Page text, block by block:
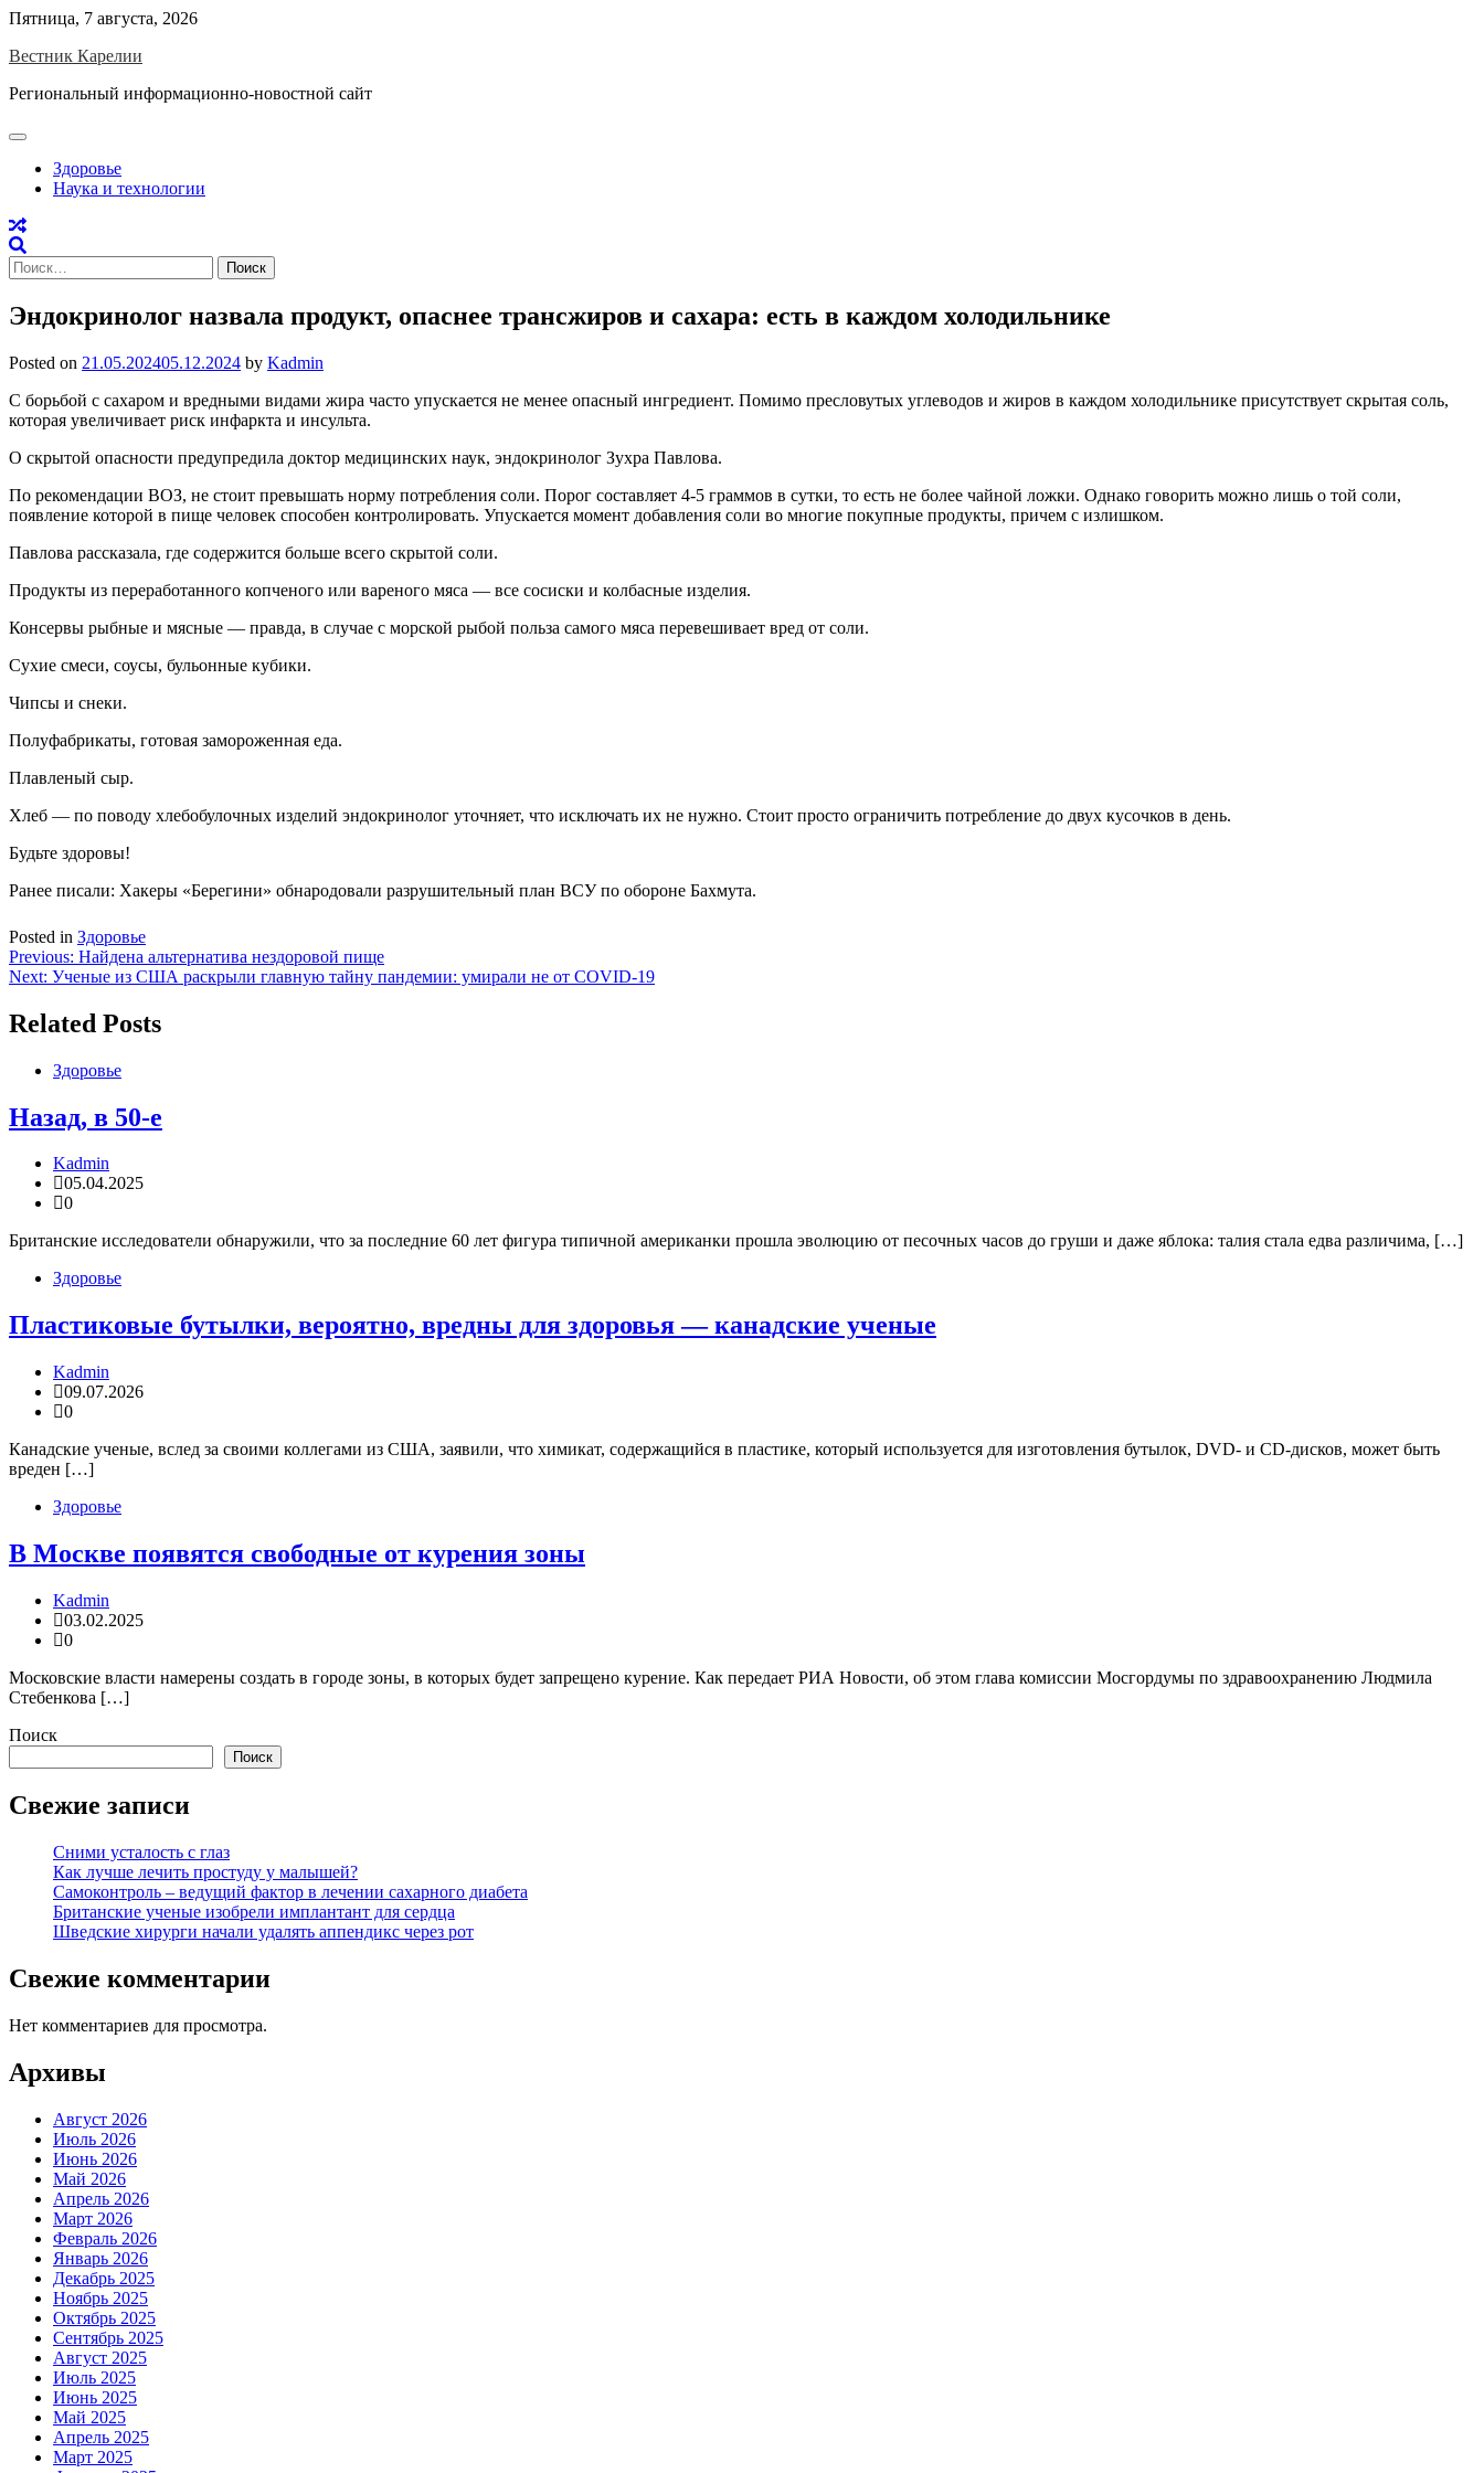
Skip
content
Пятница, 7 августа, 2026
Вестник Карелии
Региональный информационно-новостной сайт
Здоровье
Наука и технологии
Найти:
Эндокринолог назвала продукт, опаснее трансжиров и сахара: есть в каждом холодильнике
Posted on 21.05.202405.12.2024 by Kadmin
С борьбой с сахаром и вредными видами жира часто упускается не менее опасный ингредиент. Помимо пресловутых углеводов и жиров в каждом холодильнике присутствует скрытая соль,
которая увеличивает риск инфаркта и инсульта.
О скрытой опасности предупредила доктор медицинских наук, эндокринолог Зухра Павлова.
По рекомендации ВОЗ, не стоит превышать норму потребления соли. Порог составляет 4-5 граммов в сутки, то есть не более чайной ложки. Однако говорить можно лишь о той соли,
появление которой в пище человек способен контролировать. Упускается момент добавления соли во многие покупные продукты, причем с излишком.
Павлова рассказала, где содержится больше всего скрытой соли.
Продукты из переработанного копченого или вареного мяса — все сосиски и колбасные изделия.
Консервы рыбные и мясные — правда, в случае с морской рыбой польза самого мяса перевешивает вред от соли.
Сухие смеси, соусы, бульонные кубики.
Чипсы и снеки.
Полуфабрикаты, готовая замороженная еда.
Плавленый сыр.
Хлеб — по поводу хлебобулочных изделий эндокринолог уточняет, что исключать их не нужно. Стоит просто ограничить потребление до двух кусочков в день.
Будьте здоровы!
Ранее писали: Хакеры «Берегини» обнародовали разрушительный план ВСУ по обороне Бахмута.
Posted in Здоровье
Навигация
по
записям
Previous: Найдена альтернатива нездоровой пище
Next: Ученые из США раскрыли главную тайну пандемии: умирали не от COVID-19
Related Posts
Здоровье
Назад, в 50-е
Kadmin
05.04.2025
0
Британские исследователи обнаружили, что за последние 60 лет фигура типичной американки прошла эволюцию от песочных часов до груши и даже яблока: талия стала едва различима, […]
Здоровье
Пластиковые бутылки, вероятно, вредны для здоровья — канадские ученые
Kadmin
09.07.2026
0
Канадские ученые, вслед за своими коллегами из США, заявили, что химикат, содержащийся в пластике, который используется для изготовления бутылок, DVD- и CD-дисков, может быть
вреден […]
Здоровье
В Москве появятся свободные от курения зоны
Kadmin
03.02.2025
0
Московские власти намерены создать в городе зоны, в которых будет запрещено курение. Как передает РИА Новости, об этом глава комиссии Мосгордумы по здравоохранению Людмила
Стебенкова […]
Поиск
Поиск
Свежие записи
Сними усталость с глаз
Как лучше лечить простуду у малышей?
Самоконтроль – ведущий фактор в лечении сахарного диабета
Британские ученые изобрели имплантант для сердца
Шведские хирурги начали удалять аппендикс через рот
Свежие комментарии
Нет комментариев для просмотра.
Архивы
Август 2026
Июль 2026
Июнь 2026
Май 2026
Апрель 2026
Март 2026
Февраль 2026
Январь 2026
Декабрь 2025
Ноябрь 2025
Октябрь 2025
Сентябрь 2025
Август 2025
Июль 2025
Июнь 2025
Май 2025
Апрель 2025
Март 2025